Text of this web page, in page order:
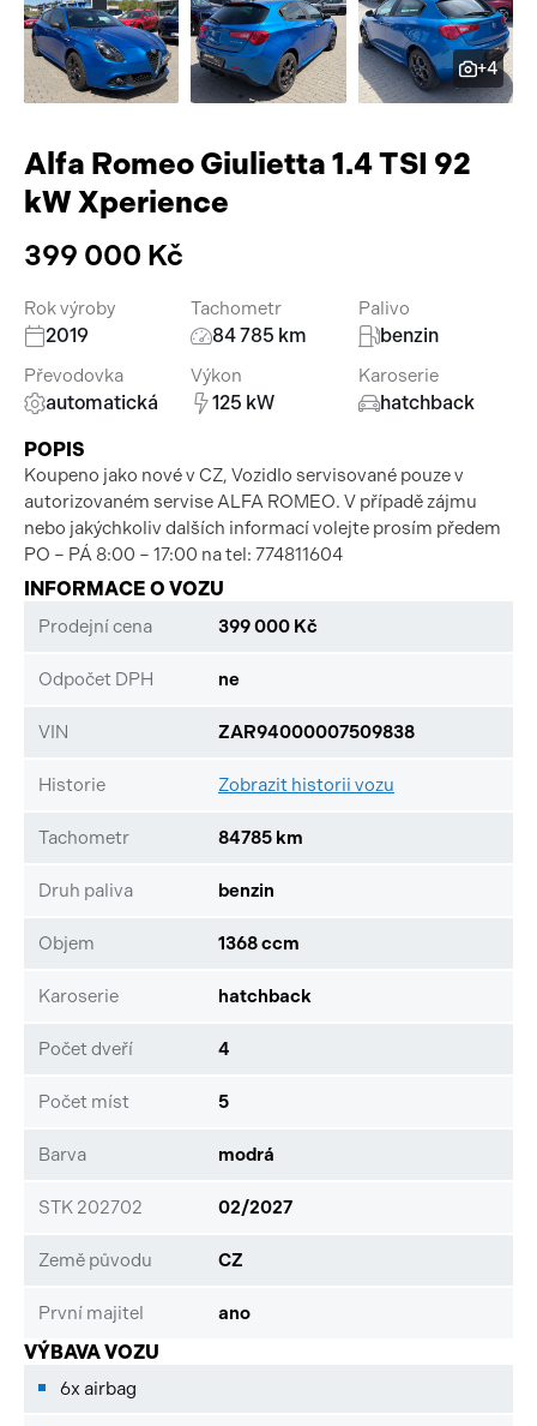
Pracovní stroje
Náhradní díly
Příslušenství
Auto a život
Videa
+4
Alfa Romeo Giulietta 1.4 TSI 92
kW Xperience
399 000 Kč
Rok výroby
2019
Tachometr
84 785 km
Palivo
benzin
Převodovka
automatická
Výkon
125 kW
Karoserie
hatchback
POPIS
Koupeno jako nové v CZ, Vozidlo servisované pouze v
autorizovaném servise ALFA ROMEO. V případě zájmu
nebo jakýchkoliv dalších informací volejte prosím předem
PO – PÁ 8:00 – 17:00 na tel: 774811604
INFORMACE O VOZU
Prodejní cena 399 000 Kč
Odpočet DPH ne
VIN ZAR94000007509838
Historie Zobrazit historii vozu
Tachometr 84785 km
Druh paliva benzin
Objem 1368 ccm
Karoserie hatchback
Počet dveří 4
Počet míst 5
Barva modrá
STK 202702 02/2027
Země původu CZ
První majitel ano
VÝBAVA VOZU
6x airbag